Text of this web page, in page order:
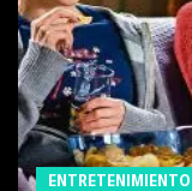
ENTRETENIMIENTO